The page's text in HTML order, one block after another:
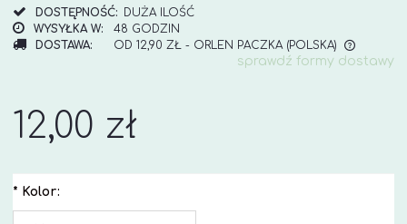
DOSTĘPNOŚĆ:
DUŻA ILOŚĆ
WYSYŁKA W:
48 GODZIN
DOSTAWA:
OD 12,90 ZŁ - ORLEN PACZKA (POLSKA)
CENA NIE ZAWIERA EWENTUALNYCH KOSZTÓW
sprawdź formy dostawy
12,00 zł
* Kolor: